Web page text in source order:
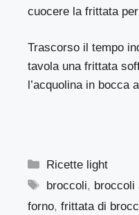
cuocere la frittata
Trascorso il tempo
tavola una frittata
l’acquolina in bocca
Categorie
Ricette light
Tag
broccoli, broccoli
forno, frittata di